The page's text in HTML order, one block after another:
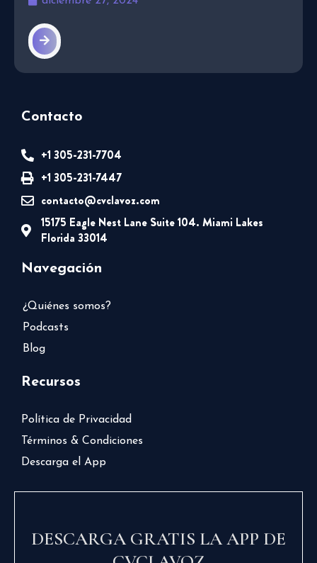
Contacto
+1 305-231-7704
+1 305-231-7447
contacto@cvclavoz.com
15175 Eagle Nest Lane Suite 104. Miami Lakes
Florida 33014
Navegación
¿Quiénes somos?
Podcasts
Blog
Recursos
Política de Privacidad
Términos & Condiciones
Descarga el App
DESCARGA GRATIS LA APP DE